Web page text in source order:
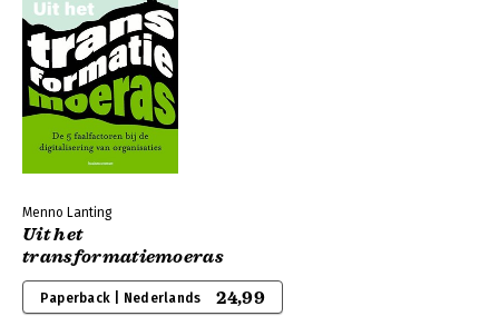
Menno Lanting
Uit het
transformatiemoeras
Paperback | Nederlands 24,99